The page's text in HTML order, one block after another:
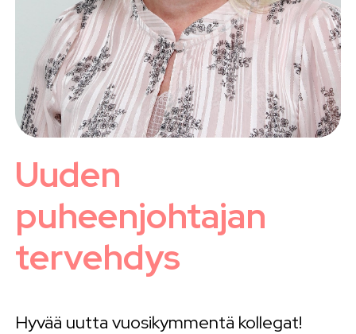
Uuden
puheenjohtajan
tervehdys
Hyvää uutta vuosikymmentä kollegat!